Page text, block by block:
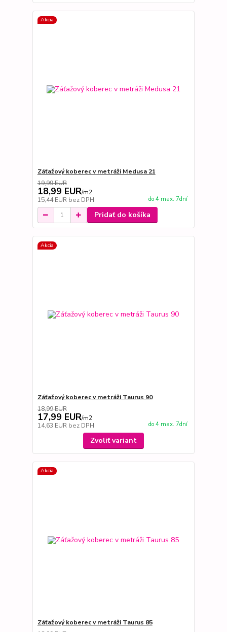
Akcia
Záťažový koberec v metráži Medusa 21
19,99 EUR
18,99 EUR/m2
15,44 EUR bez DPH do 4 max. 7dní
Pridať do košíka
Akcia
Záťažový koberec v metráži Taurus 90
18,99 EUR
17,99 EUR/m2
14,63 EUR bez DPH do 4 max. 7dní
Zvoliť variant
Akcia
Záťažový koberec v metráži Taurus 85